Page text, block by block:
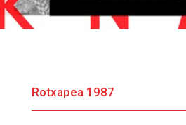
Rotxapea 1987